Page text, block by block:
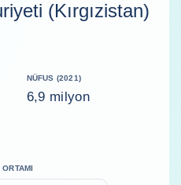
(Kırgızistan)
NÜFUS (2021)
6,9 milyon
ORTAMI